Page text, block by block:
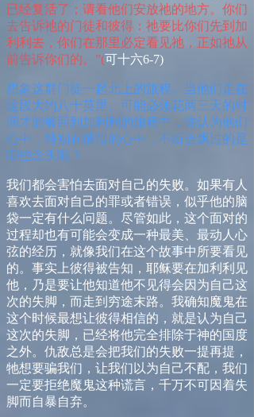
已经复活了；请看他们安放祂的地方。 你们
去告诉祂的门徒和彼得：祂要比你们先到加
利利去，你们在那里必定看见祂，正如祂从
前告诉你们的。”(可十六6-7)
想象这群门徒一起北上的旅程。当他们走在
这段大约八十英里、可能必须花两三天的时
间才能够回到加利利的旅程中，你认为他们
心中，特别在彼得的心中，不断会飘过的是
哪些念头呢？
我们都会害怕去面对自己的失败。如果有人
喜欢去面对自己的罪或者错误，似乎他的脑
袋一定有什么问题。尽管如此，这个面对的
过程却也有可能会变成一种最美、最动人心
弦的经历，就像我们在这个故事中所要看见
的。事实上彼得被告知，耶稣要在加利利见
他，乃是要让他知道他不见得会因为自己这
次的失脚，而走到穷途末路。我确知魔鬼在
这个时候最想让彼得相信的，就是认为自己
这次的失脚，已经将他完全排除于神的国度
之外。 仇敌总是会把我们的失败一提再提，
牠想要骗我们，让我们以为自己不配， 我们
一定要拒绝魔鬼这种谎言，千万不可因着失
脚而自暴自弃。